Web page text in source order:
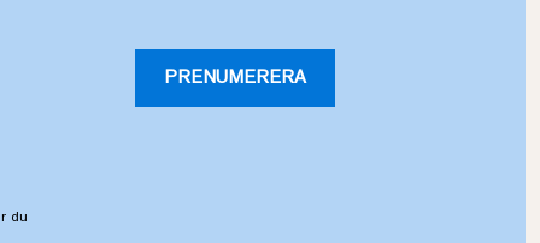
PRENUMERERA
du